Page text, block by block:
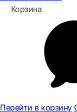
Корзина
Перейти в корзину